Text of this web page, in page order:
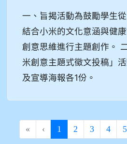
一、旨揭活動為鼓勵學生
結合小米的文化意涵與健
創意思維進行主題創作。
米創意主題式徵文投稿」
及宣導海報各1份。
« ‹ 1 (current)
2 3 4 5